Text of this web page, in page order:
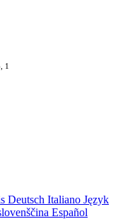
1
Deutsch Italiano Język
Español